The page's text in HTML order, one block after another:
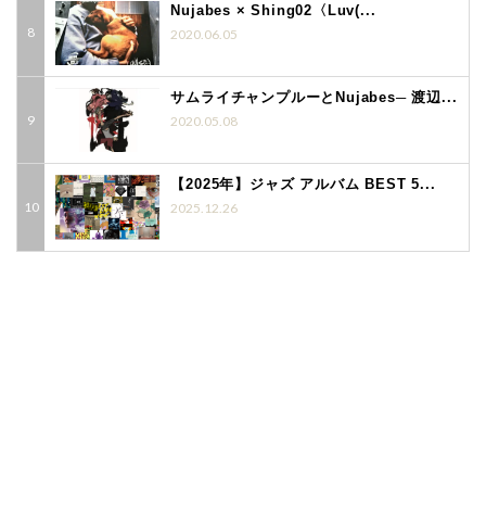
Nujabes × Shing02〈Luv(...
2020.06.05
サムライチャンプルーとNujabes─ 渡辺...
2020.05.08
【2025年】ジャズ アルバム BEST 5...
2025.12.26